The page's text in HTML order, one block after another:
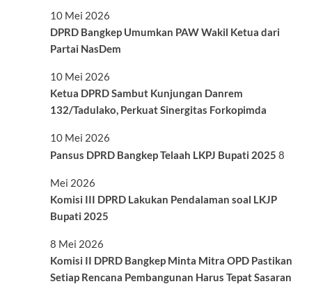
10 Mei 2026
DPRD Bangkep Umumkan PAW Wakil Ketua dari
Partai NasDem
10 Mei 2026
Ketua DPRD Sambut Kunjungan Danrem
132/Tadulako, Perkuat Sinergitas Forkopimda
10 Mei 2026
Pansus DPRD Bangkep Telaah LKPJ Bupati 2025 8
Mei 2026
Komisi III DPRD Lakukan Pendalaman soal LKJP
Bupati 2025
8 Mei 2026
Komisi II DPRD Bangkep Minta Mitra OPD Pastikan
Setiap Rencana Pembangunan Harus Tepat Sasaran